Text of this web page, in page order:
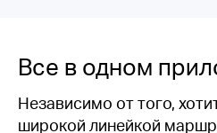
Все в одном
Независимо от того,
широкой линейкой